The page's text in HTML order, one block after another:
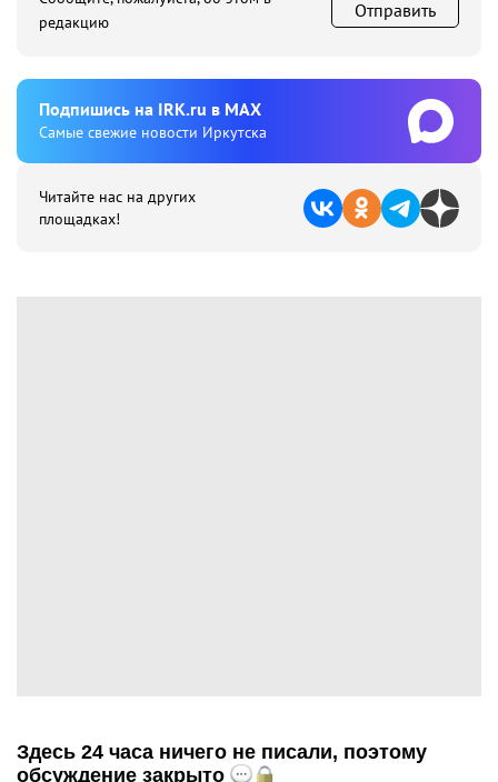
редакцию
Отправить
Подпишиcь на IRK.ru в MAX
Cамые свежие новости Иркутска
Читайте нас на других
площадках!
Здесь 24 часа ничего не писали, поэтому
обсуждение закрыто